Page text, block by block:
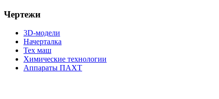
Чертежи
3D-модели
Начерталка
Тех маш
Химические технологии
Аппараты ПАХТ